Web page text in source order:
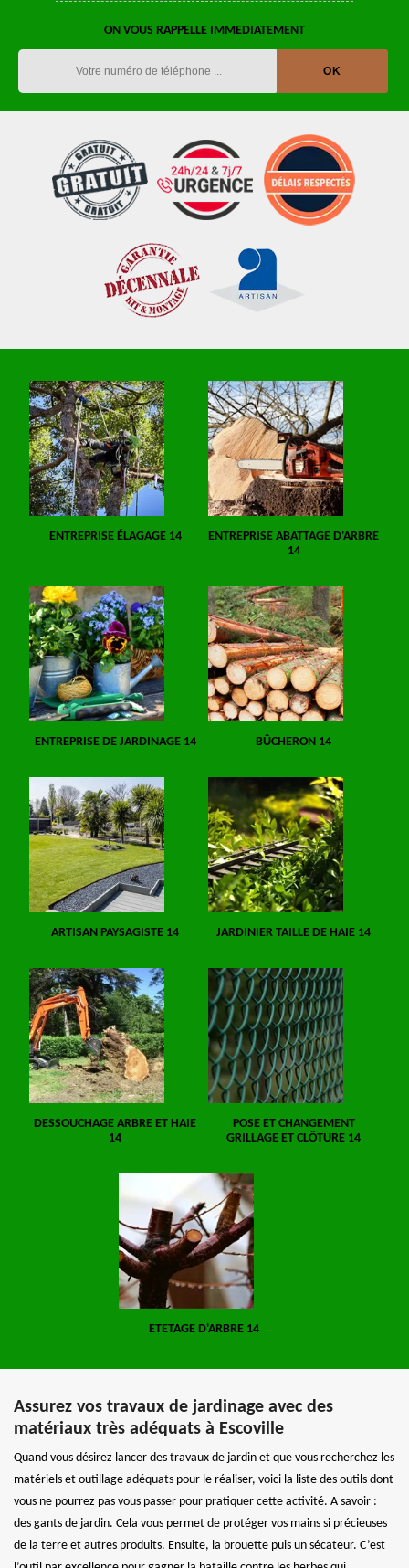
ON VOUS RAPPELLE IMMEDIATEMENT
ENTREPRISE ÉLAGAGE 14
ENTREPRISE ABATTAGE D'ARBRE
14
ENTREPRISE DE JARDINAGE 14 BÛCHERON 14
ARTISAN PAYSAGISTE 14 JARDINIER TAILLE DE HAIE 14
DESSOUCHAGE ARBRE ET HAIE
14
POSE ET CHANGEMENT
GRILLAGE ET CLÔTURE 14
ETETAGE D'ARBRE 14
Assurez vos travaux de jardinage avec des
matériaux très adéquats à Escoville
Quand vous désirez lancer des travaux de jardin et que vous recherchez les
matériels et outillage adéquats pour le réaliser, voici la liste des outils dont
vous ne pourrez pas vous passer pour pratiquer cette activité. A savoir :
des gants de jardin. Cela vous permet de protéger vos mains si précieuses
de la terre et autres produits. Ensuite, la brouette puis un sécateur. C’est